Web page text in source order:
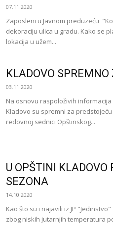
07.11.2020
Zaposleni u Javnom preduzeću
dekoraciju ulica u gradu. Kako se
lokacija u užem...
KLADOVO
03.11.2020
Na osnovu raspoloživih
Kladovo su spremni za
redovnoj sednici Opštinskog...
U OPŠTINI
SEZONA
14.10.2020
Kao što su i najavili iz JP
zbog niskih jutarnjih temperatura